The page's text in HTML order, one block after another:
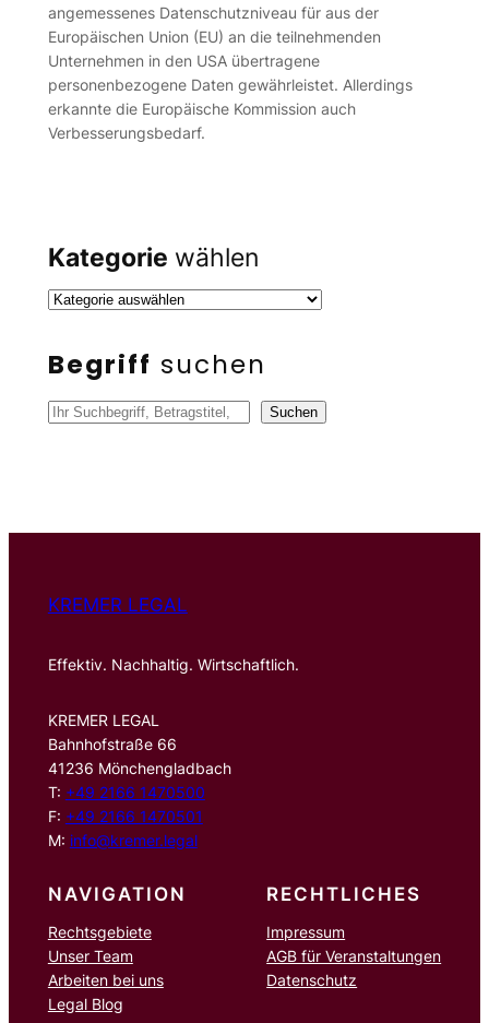
angemessenes Datenschutzniveau für aus der
Europäischen Union (EU) an die teilnehmenden
Unternehmen in den USA übertragene
personenbezogene Daten gewährleistet. Allerdings
erkannte die Europäische Kommission auch
Verbesserungsbedarf.
Kategorie wählen
Begriff suchen
S
n
Suchen
KREMER LEGAL
Effektiv. Nachhaltig. Wirtschaftlich.
KREMER LEGAL
Bahnhofstraße 66
41236 Mönchengladbach
T: +49 2166 1470500
F: +49 2166 1470501
M: info@kremer.legal
NAVIGATION
Rechtsgebiete
Unser Team
Arbeiten bei uns
Legal Blog
RECHTLICHES
Impressum
AGB für Veranstaltungen
Datenschutz